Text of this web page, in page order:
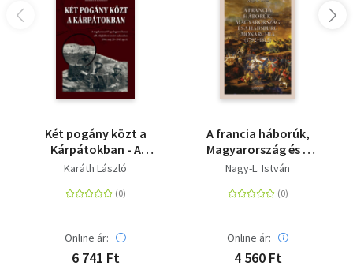
Két pogány közt a
Kárpátokban - A
nagykanizsai 17.
II. világháború utolsó
Karáth László
Online ár:
6 741 Ft
A francia háborúk,
Magyarország és a
Habsburg Monarchia
Nagy-L. István
Online ár:
4 560 Ft